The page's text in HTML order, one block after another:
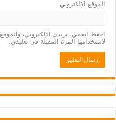
الموقع الإلكتروني
احفظ اسمي، بريدي الإلكتروني،
لاستخدامها المرة المقبلة في تعليقي.